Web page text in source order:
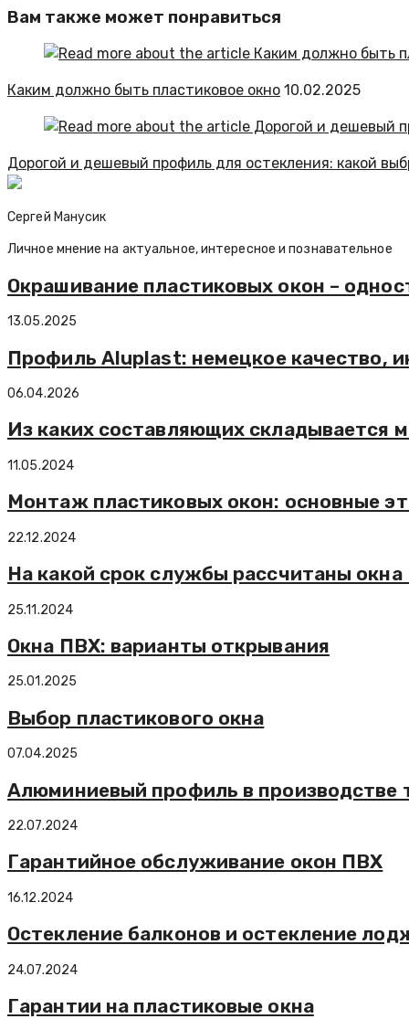
Вам также может понравиться
Каким должно быть пластиковое окно 10.02.2025
Дорогой и дешевый профиль для остекления: какой
Сергей Манусик
Личное мнение на актуальное, интересное и познавательное
Окрашивание пластиковых окон –
13.05.2025
Профиль Aluplast: немецкое качество,
06.04.2026
Из каких составляющих складывается
11.05.2024
Монтаж пластиковых окон: основные
22.12.2024
На какой срок службы рассчитаны окна
25.11.2024
Окна ПВХ: варианты открывания
25.01.2025
Выбор пластикового окна
07.04.2025
Алюминиевый профиль в производстве
22.07.2024
Гарантийное обслуживание окон ПВХ
16.12.2024
Остекление балконов и остекление
24.07.2024
Гарантии на пластиковые окна